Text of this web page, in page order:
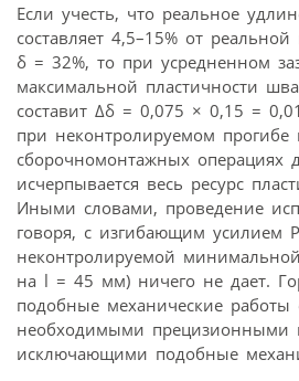
Если учесть, что реальное
составляет 4,5–15% от
δ = 32%, то при усредненном
максимальной пластичности
составит Δδ = 0,075 × 0,15 =
при неконтролируемом прогибе
сборочномонтажных операциях
исчерпывается весь ресурс
Иными словами, проведение
говоря, с изгибающим усилием
неконтролируемой
на l = 45 мм) ничего не дает.
подобные механические работы
необходимыми прецизионными
исключающими подобные